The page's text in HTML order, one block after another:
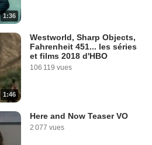
1:36
1:46
Westworld, Sharp Objects,
Fahrenheit 451... les séries
et films 2018 d'HBO
106 119 vues
Here and Now Teaser VO
2 077 vues